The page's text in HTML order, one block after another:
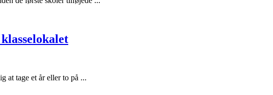
at tage et år eller to på ...